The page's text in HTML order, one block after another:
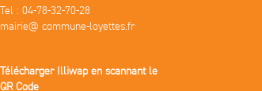
Tel : 04-78-32-70-28
mairie@ commune-loyettes.fr
Télécharger Illiwap en scannant le
QR Code